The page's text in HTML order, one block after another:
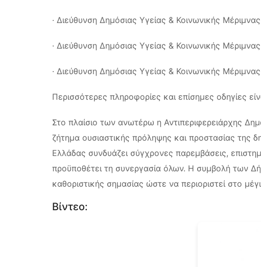
· Διεύθυνση Δημόσιας Υγείας & Κοινωνικής
· Διεύθυνση Δημόσιας Υγείας & Κοινωνικής
· Διεύθυνση Δημόσιας Υγείας & Κοινωνικής
Περισσότερες πληροφορίες και επίσημες οδηγίες
Στο πλαίσιο των ανωτέρω η Αντιπεριφερειάρχης
ζήτημα ουσιαστικής πρόληψης και προστασίας της
Ελλάδας συνδυάζει σύγχρονες παρεμβάσεις,
προϋποθέτει τη συνεργασία όλων. Η συμβολή των
καθοριστικής σημασίας ώστε να περιοριστεί στο
Βίντεο: